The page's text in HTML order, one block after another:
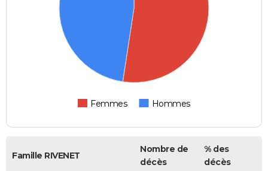
Femmes Hommes
Famille RIVENET
Nombre de
décès
% des
décès